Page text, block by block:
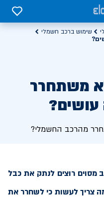
0
שימוש ברכב חשמלי
משתחרר
מהרכב החשמלי?
מסוים רוצים לנתק את כבל
צריך לעשות כי לשחרר את